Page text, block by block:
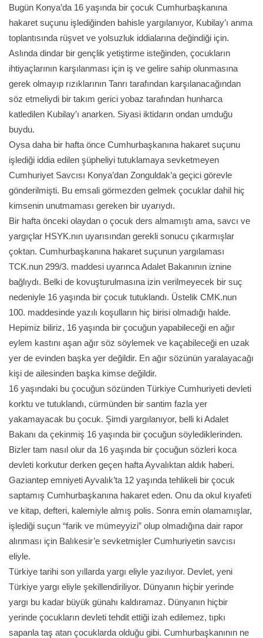
Bugün Konya’da 16 yaşında bir çocuk Cumhurbaşkanına
hakaret suçunu işlediğinden bahisle yargılanıyor, Kubilay’ı anma
toplantısında rüşvet ve yolsuzluk iddialarına değindiği için.
Aslında dindar bir gençlik yetiştirme isteğinden, çocukların
ihtiyaçlarının karşılanması için iş ve gelire sahip olunmasına
gerek olmayıp rızıklarının Tanrı tarafından karşılanacağından
söz etmeliydi bir takım gerici yobaz tarafından hunharca
katledilen Kubilay’ı anarken. Siyasi iktidarın ondan umduğu
buydu.
Oysa daha bir hafta önce Cumhurbaşkanına hakaret suçunu
işlediği iddia edilen şüpheliyi tutuklamaya sevketmeyen
Cumhuriyet Savcısı Konya’dan Zonguldak’a geçici görevle
gönderilmişti. Bu emsali görmezden gelmek çocuklar dahil hiç
kimsenin unutmaması gereken bir uyarıydı.
Bir hafta önceki olaydan o çocuk ders almamıştı ama, savcı ve
yargıçlar HSYK.nın uyarısından gerekli sonucu çıkarmışlar
çoktan. Cumhurbaşkanına hakaret suçunun yargılaması
TCK.nun 299/3. maddesi uyarınca Adalet Bakanının iznine
bağlıydı. Belki de kovuşturulmasına izin verilmeyecek bir suç
nedeniyle 16 yaşında bir çocuk tutuklandı. Üstelik CMK.nun
100. maddesinde yazılı koşulların hiç birisi olmadığı halde.
Hepimiz biliriz, 16 yaşında bir çocuğun yapabileceği en ağır
eylem kastını aşan ağır söz söylemek ve kaçabileceği en uzak
yer de evinden başka yer değildir. En ağır sözünün yaralayacağı
kişi de ailesinden başka kimse değildir.
16 yaşındaki bu çocuğun sözünden Türkiye Cumhuriyeti devleti
korktu ve tutuklandı, cürmünden bir santim fazla yer
yakamayacak bu çocuk. Şimdi yargılanıyor, belli ki Adalet
Bakanı da çekinmiş 16 yaşında bir çocuğun söylediklerinden.
Bizler tam nasıl olur da 16 yaşında bir çocuğun sözleri koca
devleti korkutur derken geçen hafta Ayvalıktan aldık haberi.
Gaziantep emniyeti Ayvalık’ta 12 yaşında tehlikeli bir çocuk
saptamış Cumhurbaşkanına hakaret eden. Onu da okul kıyafeti
ve kitap, defteri, kalemiyle almış polis. Sonra emin olamamışlar,
işlediği suçun “farik ve mümeyyizi” olup olmadığına dair rapor
alınması için Balıkesir’e sevketmişler Cumhuriyetin savcısı
eliyle.
Türkiye tarihi son yıllarda yargı eliyle yazılıyor. Devlet, yeni
Türkiye yargı eliyle şekillendiriliyor. Dünyanın hiçbir yerinde
yargı bu kadar büyük günahı kaldıramaz. Dünyanın hiçbir
yerinde çocukların devleti tehdit ettiği izah edilemez, tıpkı
sapanla taş atan çocuklarda olduğu gibi. Cumhurbaşkanının ne